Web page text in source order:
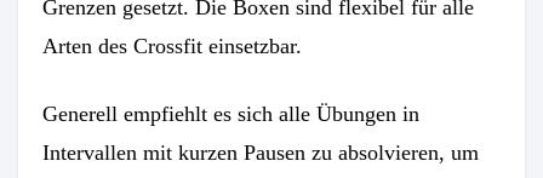
Grenzen gesetzt. Die Boxen sind flexibel für alle
Arten des Crossfit einsetzbar.
Generell empfiehlt es sich alle Übungen in
Intervallen mit kurzen Pausen zu absolvieren, um